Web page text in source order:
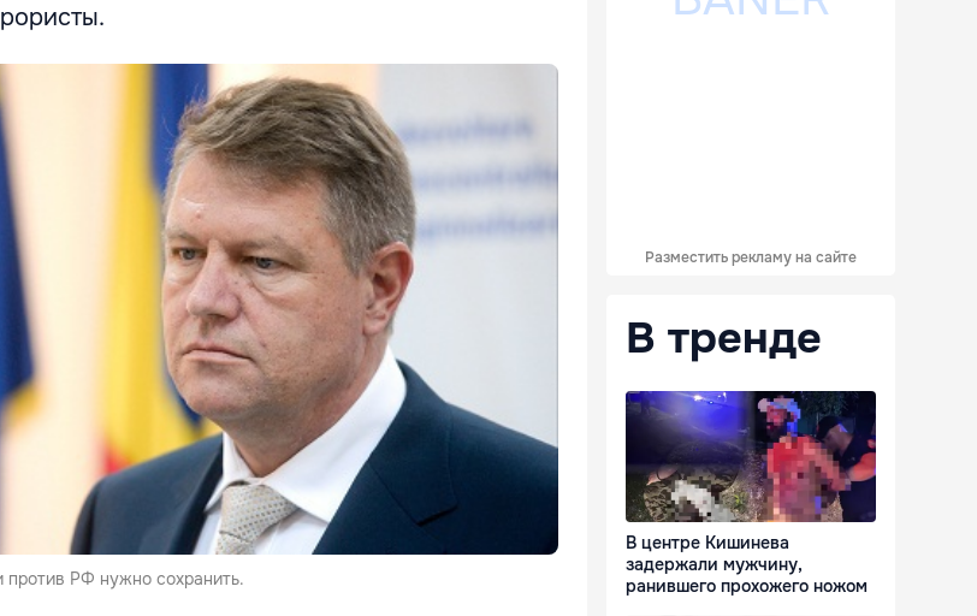
против РФ нужно сохранить.
Разместить рекламу на сайте
В тренде
В центре Кишинева
задержали мужчину,
ранившего прохожего ножом